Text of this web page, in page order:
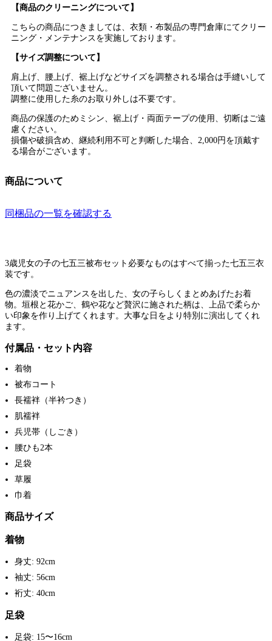
【商品のクリーニングについて】
こちらの商品につきましては、衣類・布製品の専門倉庫にてクリー
ニング・メンテナンスを実施しております。
【サイズ調整について】
肩上げ、腰上げ、裾上げなどサイズを調整される場合は手縫いして
頂いて問題ございません。
調整に使用した糸のお取り外しは不要です。
商品の保護のためミシン、裾上げ・両面テープの使用、切断はご遠
慮ください。
損傷や破損含め、継続利用不可と判断した場合、2,000円を頂戴す
る場合がございます。
商品について
同梱品の一覧を確認する
3歳児女の子の七五三被布セット必要なものはすべて揃った七五三衣
装です。
色の濃淡でニュアンスを出した、女の子らしくまとめあげたお着
物。垣根と花かご、鶴や花など贅沢に施された柄は、上品で柔らか
い印象を作り上げてくれます。大事な日をより特別に演出してくれ
ます。
付属品・セット内容
着物
被布コート
長襦袢（半衿つき）
肌襦袢
兵児帯（しごき）
腰ひも2本
足袋
草履
巾着
商品サイズ
着物
身丈: 92cm
袖丈: 56cm
裄丈: 40cm
足袋
足袋: 15〜16cm